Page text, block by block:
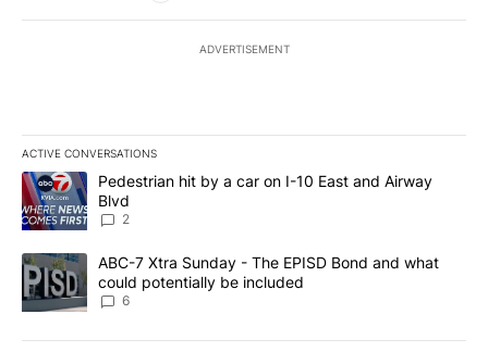
ADVERTISEMENT
ACTIVE CONVERSATIONS
The following is a list of the most commented articles in the last
A trending article titled "Pedestrian hit by a car on I-10 East and
Pedestrian hit by a car on I-10 East and Airway
Blvd
2
A trending article titled "ABC-7 Xtra Sunday - The EPISD Bond
ABC-7 Xtra Sunday - The EPISD Bond and what
could potentially be included
6